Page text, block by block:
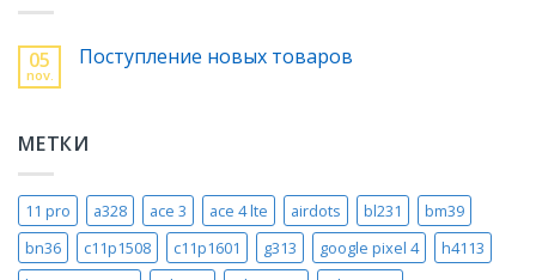
05
nov.
Поступление новых товаров
МЕТКИ
11 pro a328 ace 3 ace 4 lte airdots bl231
bm39
bn36
c11p1508 c11p1601 g313 google pixel 4
h4113